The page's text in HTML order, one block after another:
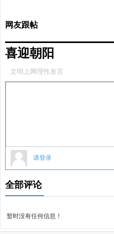
网友跟帖
喜迎朝阳
文明上网理性发言
请登录
全部评论
暂时没有任何信息！